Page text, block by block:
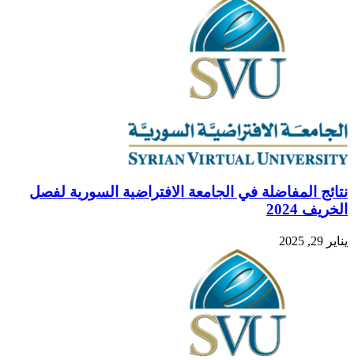
نتائج المفاضلة في الجامعة الافتراضية السورية لفصل
الخريف 2024
يناير 29, 2025